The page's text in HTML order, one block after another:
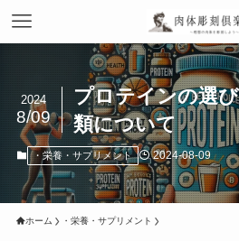
プロテインの選
類について
2024
8/09
・栄養・サプリメント 2024-08-09
ホーム ・栄養・サプリメント